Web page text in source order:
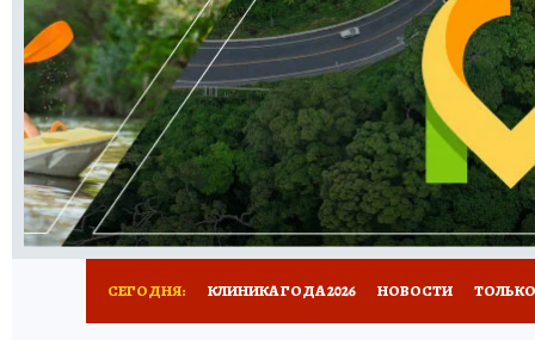
КНИЖНАЯ ПОЛКА ПРОГНОЗЫ НА СПОРТ
ПРЕСС-ЦЕНТР НЕДВИЖИМОСТЬ
РАДИО КП РЕКЛАМА ТЕСТЫ НОВОЕ
СЕГОДНЯ: КЛИНИКА ГОДА 2026 НОВОСТИ